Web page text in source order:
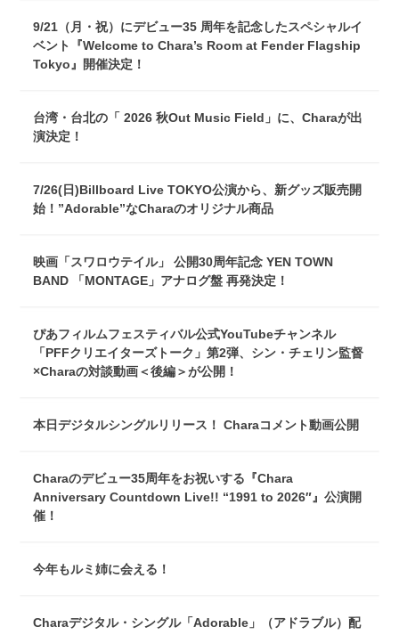
9/21（月・祝）にデビュー35 周年を記念したスペシャルイ
ベント『Welcome to Chara’s Room at Fender Flagship
Tokyo』開催決定！
台湾・台北の「 2026 秋Out Music Field」に、Charaが出
演決定！
7/26(日)Billboard Live TOKYO公演から、新グッズ販売開
始！”Adorable”なCharaのオリジナル商品
映画「スワロウテイル」 公開30周年記念 YEN TOWN
BAND 「MONTAGE」アナログ盤 再発決定！
ぴあフィルムフェスティバル公式YouTubeチャンネル
「PFFクリエイターズトーク」第2弾、シン・チェリン監督
×Charaの対談動画＜後編＞が公開！
本日デジタルシングルリリース！ Charaコメント動画公開
Charaのデビュー35周年をお祝いする『Chara
Anniversary Countdown Live!! “1991 to 2026″』公演開
催！
今年もルミ姉に会える！
Charaデジタル・シングル「Adorable」（アドラブル）配